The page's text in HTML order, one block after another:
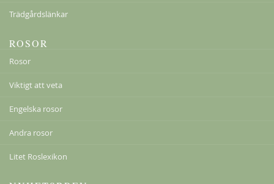
Trädgårdslänkar
ROSOR
Rosor
Viktigt att veta
Engelska rosor
Andra rosor
Litet Roslexikon